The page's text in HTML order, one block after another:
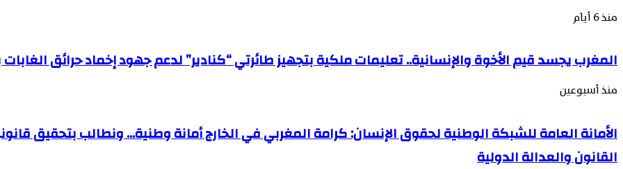
منذ 6 أيام
المغرب يجسد قيم الأخوة والإنسانية.. تعليمات ملكية بتجهيز طائرتي “كنادير” لدعم جهود إخماد حرائق الغابات
منذ أسبوعين
الأمانة العامة للشبكة الوطنية لحقوق الإنسان: كرامة المغربي في الخارج أمانة وطنية… ونطالب بتحقيق
القانون والعدالة الدولية